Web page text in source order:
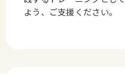
よう、ご支援ください。